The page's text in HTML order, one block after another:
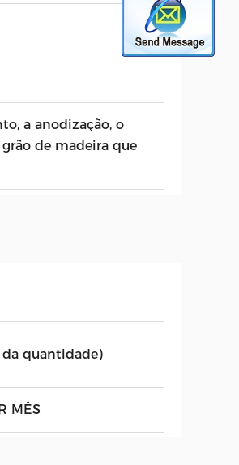
a anodização, o
grão de madeira que
quantidade)
MÊS